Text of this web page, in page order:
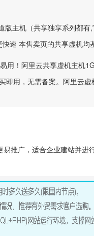
主机（共享独享系列都
速 本售卖页的共享虚机
！阿里云共享虚机主机
用，无需备案。阿里云
推广，适合企业建站并进